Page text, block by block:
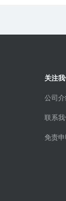
关注
公司
联系
免责